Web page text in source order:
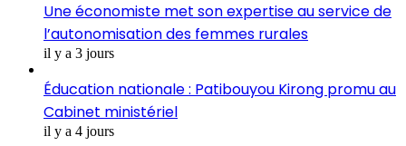
Une économiste met son expertise au service de
l’autonomisation des femmes rurales
il y a 3 jours
Éducation nationale : Patibouyou Kirong promu au
Cabinet ministériel
il y a 4 jours